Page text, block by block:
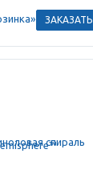
ЗАКАЗАТЬ